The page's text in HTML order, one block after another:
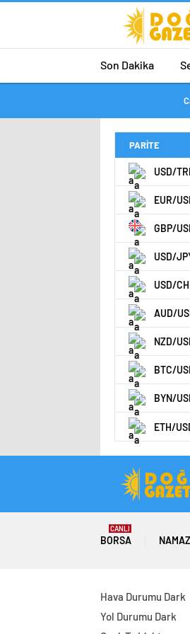
Son Dakika
PARİTE
USD/
EUR/
GBP/
USD/
USD/
AUD/
NZD/
BTC/
BYN/
ETH/
BORSA
CANLI
Hava Durumu Dark
Yol Durumu Dark